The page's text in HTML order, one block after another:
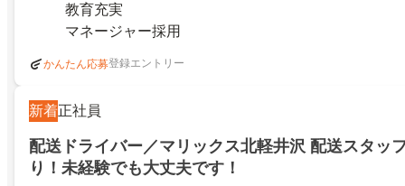
教育充実
マネージャー採用
かんたん応募登録エントリー
新着正社員
配送ドライバー／マリックス北軽井沢 配送スタッ
り！未経験でも大丈夫です！